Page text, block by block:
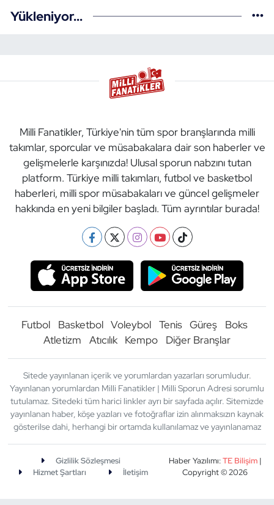
Yükleniyor...
Milli Fanatikler, Türkiye'nin tüm spor branşlarında milli
takımlar, sporcular ve müsabakalara dair son haberler ve
gelişmelerle karşınızda! Ulusal sporun nabzını tutan
platform. Türkiye milli takımları, futbol ve basketbol
haberleri, milli spor müsabakaları ve güncel gelişmeler
hakkında en yeni bilgiler başladı. Tüm ayrıntılar burada!
Futbol Basketbol Voleybol Tenis Güreş
Boks
Atletizm
Atıcılık Kempo Diğer Branşlar
Sitede yayınlanan içerik ve yorumlardan yazarları sorumludur.
Yayınlanan yorumlardan Milli Fanatikler | Milli Sporun Adresi sorumlu
tutulamaz. Sitedeki tüm harici linkler ayrı bir sayfada açılır. Sitemizde
yayınlanan haber, köşe yazıları ve fotoğraflar izin alınmaksızın kaynak
gösterilse dahi, herhangi bir ortamda kullanılamaz ve yayınlanamaz
Gizlilik Sözleşmesi
Hizmet Şartları
İletişim
Haber Yazılımı:TE Bilişim|
Copyright © 2026